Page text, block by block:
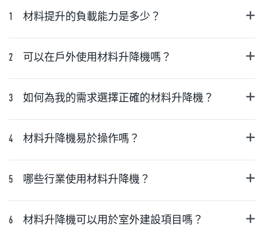
1 材料提升的負載能力是多少？
2 可以在戶外使用材料升降機嗎？
3 如何為我的需求選擇正確的材料升降機？
4 材料升降機易於操作嗎？
5 哪些行業使用材料升降機？
6 材料升降機可以用於室外建設項目嗎？